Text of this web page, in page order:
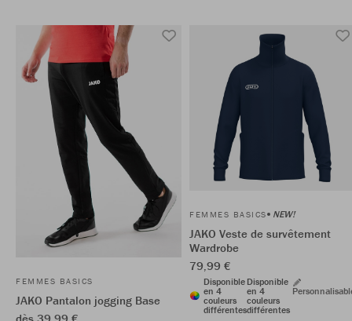
FEMMES BASICS
JAKO Pantalon jogging Base
dès 39,99 €
FEMMES BASICS NEW!
JAKO Veste de survêtement
Wardrobe
79,99 €
Disponible
en 4
couleurs
différentes
Disponible
en 4
couleurs
différentes